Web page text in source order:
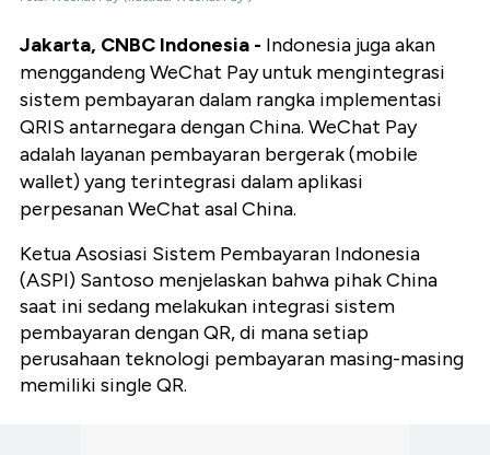
Jakarta, CNBC Indonesia - Indonesia juga akan
menggandeng WeChat Pay untuk mengintegrasi
sistem pembayaran dalam rangka implementasi
QRIS antarnegara dengan China. WeChat Pay
adalah layanan pembayaran bergerak (mobile
wallet) yang terintegrasi dalam aplikasi
perpesanan WeChat asal China.
Ketua Asosiasi Sistem Pembayaran Indonesia
(ASPI) Santoso menjelaskan bahwa pihak China
saat ini sedang melakukan integrasi sistem
pembayaran dengan QR, di mana setiap
perusahaan teknologi pembayaran masing-masing
memiliki single QR.